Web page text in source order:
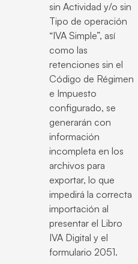
sin Actividad y/o sin
Tipo de operación
“IVA Simple”, así
como las
retenciones sin el
Código de Régimen
e Impuesto
configurado, se
generarán con
información
incompleta en los
archivos para
exportar, lo que
impedirá la correcta
importación al
presentar el Libro
IVA Digital y el
formulario 2051.